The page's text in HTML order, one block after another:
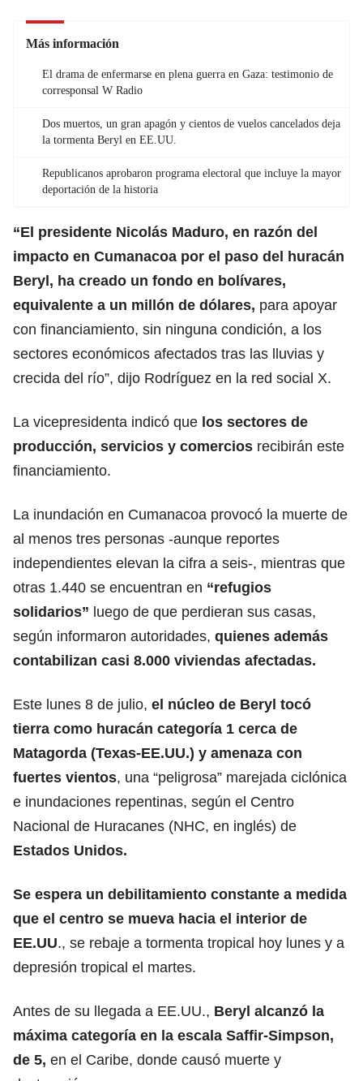
Más información
El drama de enfermarse en plena guerra en Gaza: testimonio de
corresponsal W Radio
Dos muertos, un gran apagón y cientos de vuelos cancelados deja
la tormenta Beryl en EE.UU.
Republicanos aprobaron programa electoral que incluye la mayor
deportación de la historia
“El presidente Nicolás Maduro, en razón del
impacto en Cumanacoa por el paso del huracán
Beryl, ha creado un fondo en bolívares,
equivalente a un millón de dólares, para apoyar
con financiamiento, sin ninguna condición, a los
sectores económicos afectados tras las lluvias y
crecida del río”, dijo Rodríguez en la red social X.
La vicepresidenta indicó que los sectores de
producción, servicios y comercios recibirán este
financiamiento.
La inundación en Cumanacoa provocó la muerte de
al menos tres personas -aunque reportes
independientes elevan la cifra a seis-, mientras que
otras 1.440 se encuentran en “refugios
solidarios” luego de que perdieran sus casas,
según informaron autoridades, quienes además
contabilizan casi 8.000 viviendas afectadas.
Este lunes 8 de julio, el núcleo de Beryl tocó
tierra como huracán categoría 1 cerca de
Matagorda (Texas-EE.UU.) y amenaza con
fuertes vientos, una “peligrosa” marejada ciclónica
e inundaciones repentinas, según el Centro
Nacional de Huracanes (NHC, en inglés) de
Estados Unidos.
Se espera un debilitamiento constante a medida
que el centro se mueva hacia el interior de
EE.UU., se rebaje a tormenta tropical hoy lunes y a
depresión tropical el martes.
Antes de su llegada a EE.UU., Beryl alcanzó la
máxima categoría en la escala Saffir-Simpson,
de 5, en el Caribe, donde causó muerte y